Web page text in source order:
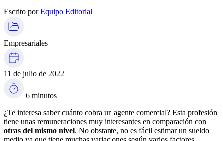
Escrito porEquipo Editorial
Empresariales
11 de julio de 2022
6 minutos
¿Te interesa saber cuánto cobra un agente comercial? Esta profesión
tiene unas remuneraciones muy interesantes en comparación con
otras del mismo nivel. No obstante, no es fácil estimar un sueldo